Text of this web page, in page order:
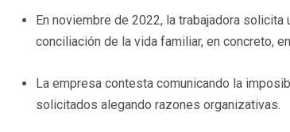
En noviembre de 2022, la trabajadora
conciliación de la vida familiar, en concreto,
La empresa contesta comunicando la
solicitados alegando razones organizativas.